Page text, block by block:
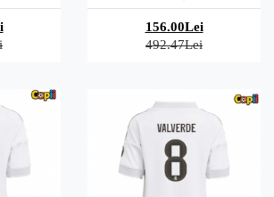
156.00Lei
492.47Lei